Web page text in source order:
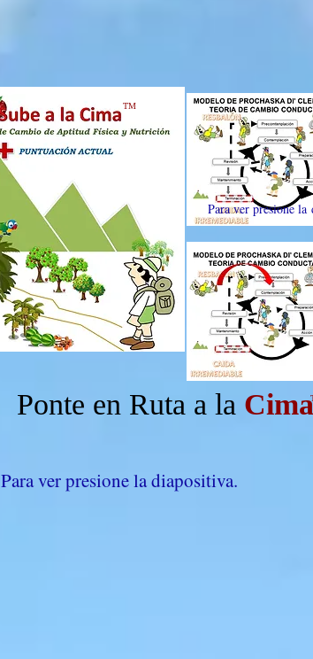
TM
Para ver presione la
Ponte en Ruta a la Cima
Para ver presione la diapositiva.